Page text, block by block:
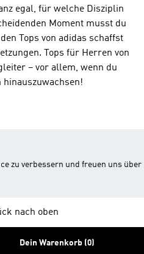
egal, für welche Disziplin
Moment musst du
Tops von adidas schaffst
Tops für Herren von
– vor allem, wenn du
zu verbessern und freuen uns über
nach oben
Dein Warenkorb (0)